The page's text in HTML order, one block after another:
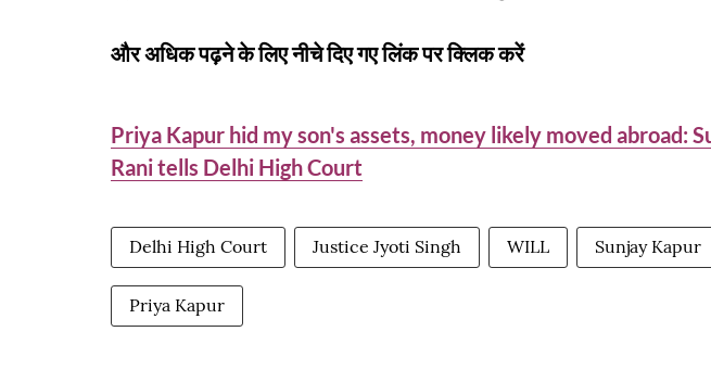
और अधिक पढ़ने के लिए नीचे दिए गए लिंक पर क्लिक करें
Priya Kapur hid my son's assets, money likely moved abroad:
Rani tells Delhi High Court
Delhi High Court Justice Jyoti Singh WILL Sunjay Kapur
Priya Kapur